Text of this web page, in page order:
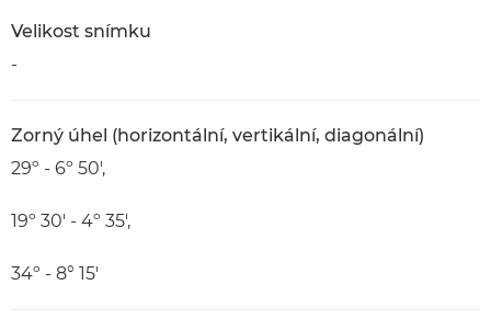
Velikost snímku
-
Zorný úhel (horizontální, vertikální, diagonální)
29º - 6º 50',
19º 30' - 4º 35',
34º - 8° 15'